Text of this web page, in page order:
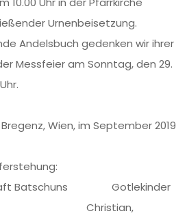
Urnenbeisetzung.
Andelsbuch gedenken wir ihrer
Messfeier am Sonntag, den 29.
Wien, im September 2019
Batschuns Gotlekinder
Christian,